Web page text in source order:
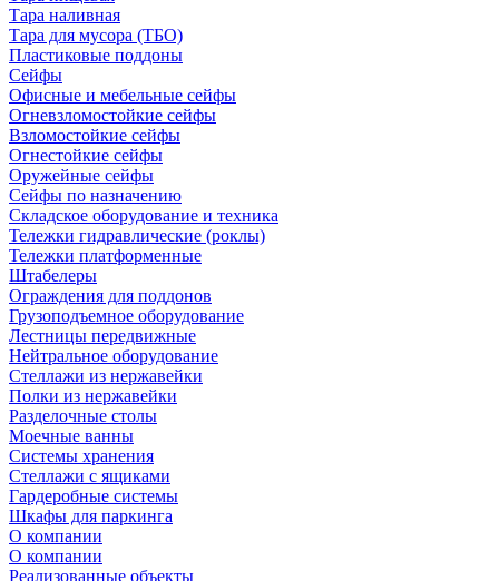
Тара наливная
Тара для мусора (ТБО)
Пластиковые поддоны
Сейфы
Офисные и мебельные сейфы
Огневзломостойкие сейфы
Взломостойкие сейфы
Огнестойкие сейфы
Оружейные сейфы
Сейфы по назначению
Складское оборудование и техника
Тележки гидравлические (роклы)
Тележки платформенные
Штабелеры
Ограждения для поддонов
Грузоподъемное оборудование
Лестницы передвижные
Нейтральное оборудование
Стеллажи из нержавейки
Полки из нержавейки
Разделочные столы
Моечные ванны
Системы хранения
Стеллажи с ящиками
Гардеробные системы
Шкафы для паркинга
О компании
О компании
Реализованные объекты